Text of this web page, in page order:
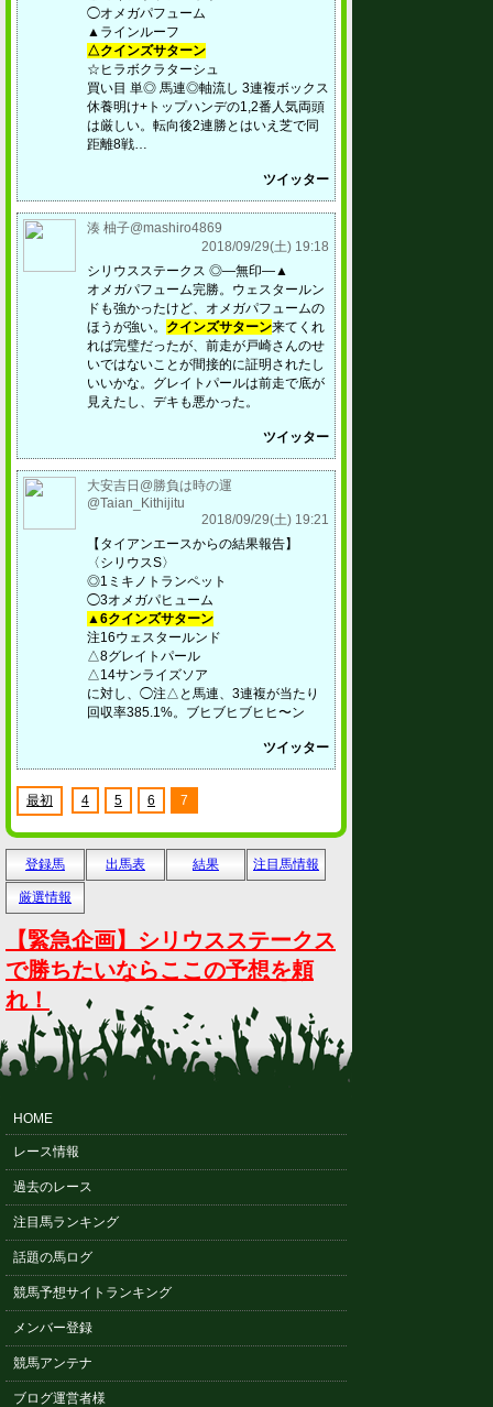
◯オメガパフューム
▲ラインルーフ
△クインズサターン
☆ヒラボクラターシュ
買い目 単◎ 馬連◎軸流し 3連複ボックス
休養明け+トップハンデの1,2番人気両頭
は厳しい。転向後2連勝とはいえ芝で同
距離8戦…
ツイッター
湊 柚子@mashiro4869
2018/09/29(土) 19:18
シリウスステークス ◎―無印―▲
オメガパフューム完勝。ウェスタールン
ドも強かったけど、オメガパフュームの
ほうが強い。 クインズサターン来てくれ
れば完璧だったが、前走が戸崎さんのせ
いではないことが間接的に証明されたし
いいかな。グレイトパールは前走で底が
見えたし、デキも悪かった。
ツイッター
大安吉日@勝負は時の運
@Taian_Kithijitu
2018/09/29(土) 19:21
【タイアンエースからの結果報告】
〈シリウスS〉
◎1ミキノトランペット
◯3オメガパヒューム
▲6クインズサターン
注16ウェスタールンド
△8グレイトパール
△14サンライズソア
に対し、◯注△と馬連、3連複が当たり
回収率385.1%。ブヒブヒブヒヒ〜ン
ツイッター
最初 4 5 6 7
登録馬 出馬表 結果 注目馬情報
厳選情報
【緊急企画】シリウスステークス
で勝ちたいならここの予想を頼
れ！
HOME
レース情報
過去のレース
注目馬ランキング
話題の馬ログ
競馬予想サイトランキング
メンバー登録
競馬アンテナ
ブログ運営者様